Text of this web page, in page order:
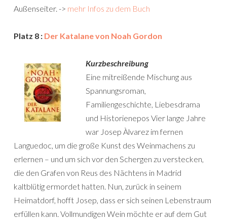
Außenseiter. -> mehr Infos zu dem Buch
Platz 8 : Der Katalane von Noah Gordon
Kurzbeschreibung
Eine mitreißende Mischung aus
Spannungsroman,
Familiengeschichte, Liebesdrama
und Historienepos Vier lange Jahre
war Josep Àlvarez im fernen
Languedoc, um die große Kunst des Weinmachens zu
erlernen – und um sich vor den Schergen zu verstecken,
die den Grafen von Reus des Nächtens in Madrid
kaltblütig ermordet hatten. Nun, zurück in seinem
Heimatdorf, hofft Josep, dass er sich seinen Lebenstraum
erfüllen kann. Vollmundigen Wein möchte er auf dem Gut